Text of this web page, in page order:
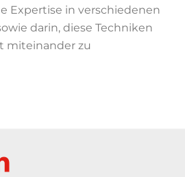
Expertise in verschiedenen
darin, diese Techniken
miteinander zu